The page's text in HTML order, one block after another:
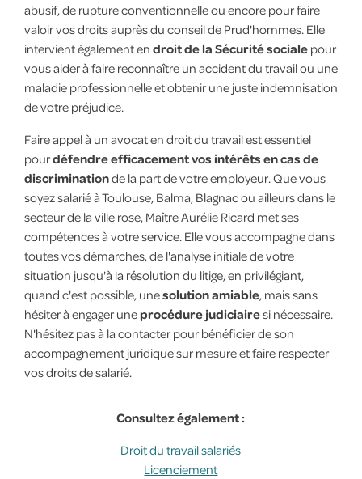
abusif, de rupture conventionnelle ou encore pour faire
valoir vos droits auprès du conseil de Prud'hommes. Elle
intervient également en droit de la Sécurité socialepour
vous aider à faire reconnaître un accident du travail ou une
maladie professionnelle et obtenir une juste indemnisation
de votre préjudice.
Faire appel à un avocat en droit du travail est essentiel
pourdéfendre efficacement vos intérêts en cas de
discriminationde la part de votre employeur. Que vous
soyez salarié à Toulouse, Balma, Blagnac ou ailleurs dans le
secteur de la ville rose, Maître Aurélie Ricard met ses
compétences à votre service. Elle vous accompagne dans
toutes vos démarches, de l'analyse initiale de votre
situation jusqu'à la résolution du litige, en privilégiant,
quand c'est possible, unesolution amiable, mais sans
hésiter à engager uneprocédure judiciairesi nécessaire.
N'hésitez pas à la contacter pour bénéficier de son
accompagnement juridique sur mesure et faire respecter
vos droits de salarié.
Consultez également :
Droit du travail salariés
Licenciement